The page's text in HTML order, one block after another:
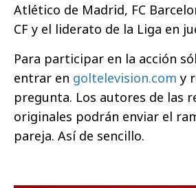
Atlético de Madrid, FC
CF y el liderato de la Liga en
Para participar en la acción
entrar en goltelevision.com y
pregunta. Los autores de las
originales podrán enviar el
pareja. Así de sencillo.